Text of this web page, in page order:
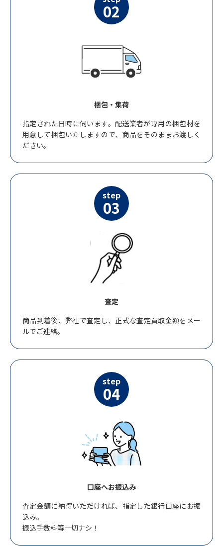
02
梱包・集荷
指定された日時に伺います。配送業者が専用の梱包材を
用意して梱包いたしますので、商品をそのままお渡しく
ださい。
step
03
査定
商品到着後、弊社で査定し、正式な査定買取金額をメー
ルでご連絡。
step
04
口座へお振込み
査定金額に納得いただければ、指定した銀行口座にお振
込み。
振込手数料等一切ナシ！